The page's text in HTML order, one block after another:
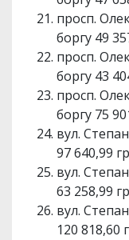
просп.
боргу 49
просп.
боргу 43
просп.
боргу 75
вул.
97 640,99
вул.
63 258,99
вул.
120 818,60